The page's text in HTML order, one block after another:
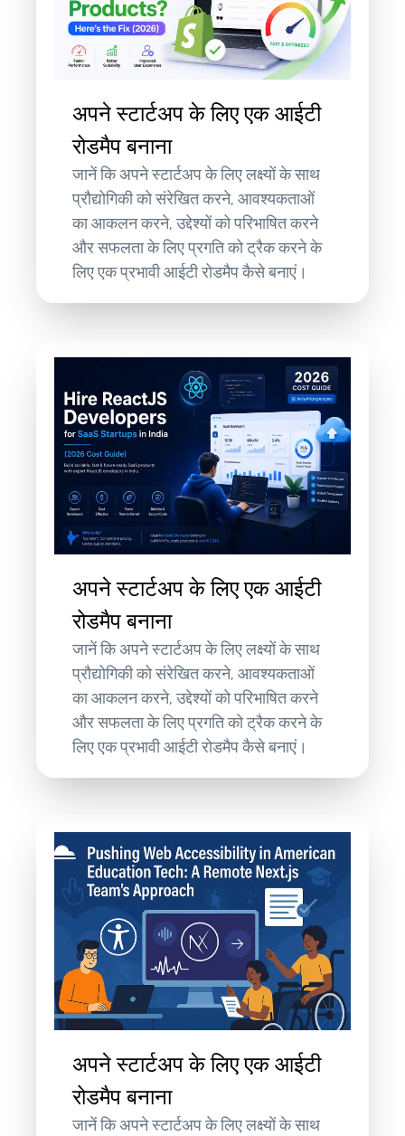
अपने स्टार्टअप के लिए एक आईटी
रोडमैप बनाना
जानें कि अपने स्टार्टअप के लिए लक्ष्यों के साथ
प्रौद्योगिकी को संरेखित करने, आवश्यकताओं
का आकलन करने, उद्देश्यों को परिभाषित करने
और सफलता के लिए प्रगति को ट्रैक करने के
लिए एक प्रभावी आईटी रोडमैप कैसे बनाएं।
अपने स्टार्टअप के लिए एक आईटी
रोडमैप बनाना
जानें कि अपने स्टार्टअप के लिए लक्ष्यों के साथ
प्रौद्योगिकी को संरेखित करने, आवश्यकताओं
का आकलन करने, उद्देश्यों को परिभाषित करने
और सफलता के लिए प्रगति को ट्रैक करने के
लिए एक प्रभावी आईटी रोडमैप कैसे बनाएं।
अपने स्टार्टअप के लिए एक आईटी
रोडमैप बनाना
जानें कि अपने स्टार्टअप के लिए लक्ष्यों के साथ